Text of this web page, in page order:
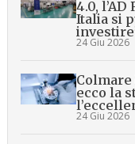
4.0,
Italia si
24 Giu 2026
ecco la
24 Giu 2026